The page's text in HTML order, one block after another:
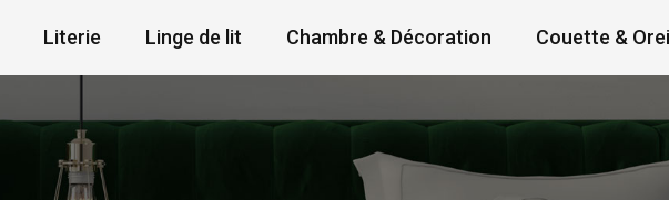
Literie Linge de lit Chambre & Décoration Couette &